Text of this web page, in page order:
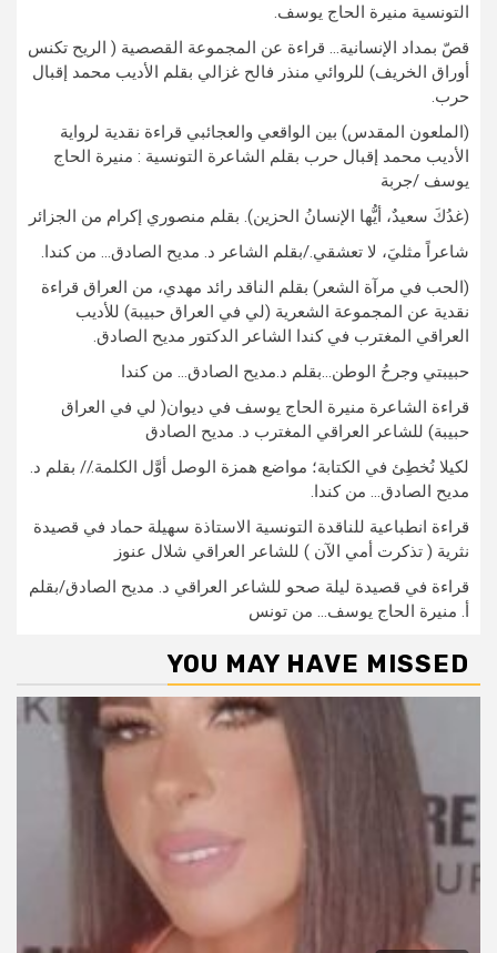
التونسية منيرة الحاج يوسف.
قصّ بمداد الإنسانية… قراءة عن المجموعة القصصية ( الريح تكنس
أوراق الخريف) للروائي منذر فالح غزالي بقلم الأديب محمد إقبال
حرب.
(الملعون المقدس) بين الواقعي والعجائبي قراءة نقدية لرواية
الأديب محمد إقبال حرب بقلم الشاعرة التونسية : منيرة الحاج
يوسف /جربة
(غدُكَ سعيدٌ، أيُّها الإنسانُ الحزين). بقلم منصوري إكرام من الجزائر
شاعراً مثليَ، لا تعشقي./بقلم الشاعر د. مديح الصادق… من كندا.
(الحب في مرآة الشعر) بقلم الناقد رائد مهدي، من العراق قراءة
نقدية عن المجموعة الشعرية (لي في العراق حبيبة) للأديب
العراقي المغترب في كندا الشاعر الدكتور مديح الصادق.
حبيبتي وجرحُ الوطن…بقلم د.مديح الصادق… من كندا
قراءة الشاعرة منيرة الحاج يوسف في ديوان( لي في العراق
حبيبة) للشاعر العراقي المغترب د. مديح الصادق
لكيلا نُخطِئ في الكتابة؛ مواضع همزة الوصل أوَّل الكلمة.// بقلم د.
مديح الصادق… من كندا.
قراءة انطباعية للناقدة التونسية الاستاذة سهيلة حماد في قصيدة
نثرية ( تذكرت أمي الآن ) للشاعر العراقي شلال عنوز
قراءة في قصيدة ليلة صحو للشاعر العراقي د. مديح الصادق/بقلم
أ. منيرة الحاج يوسف… من تونس
YOU MAY HAVE MISSED